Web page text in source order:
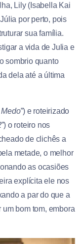
Lily (Isabella Kai
por perto, pois
sua família.
a vida de Julia e
sombrio quanto
dela até a última
) e roteirizado
) o roteiro nos
de clichês a
metade, o melhor
as ocasiões
explícita ele nos
a par do que a
bom tom, embora